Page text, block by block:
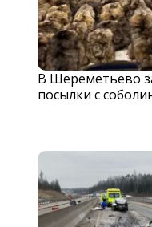
В Шереметьево
посылки с